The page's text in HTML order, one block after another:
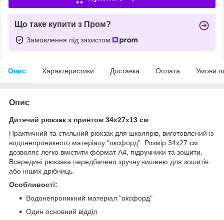
Що таке купити з Пром?
Замовлення під захистом
Опис Характеристики Доставка Оплата Умови
Опис
Дитячий рюкзак з принтом 34х27х13 см
Практичний та стильний рюкзак для школярів, виготовлений із
водонепроникного матеріалу "оксфорд". Розмір 34х27 см
дозволяє легко вмістити формат А4, підручники та зошити.
Всередині рюкзака передбачено зручну кишеню для зошитів
або інших дрібниць.
Особливості:
Водонепроникний матеріал "оксфорд"
Один основний відділ